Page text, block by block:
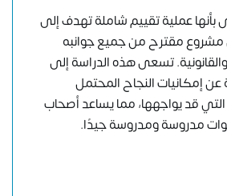
عملية تقييم شاملة تهدف إلى
مقترح من جميع جوانبه
والقانونية. تسعى هذه الدراسة إلى
إمكانيات النجاح المحتمل
قد يواجهها، مما يساعد أصحاب
مدروسة ومدروسة جيدًا.